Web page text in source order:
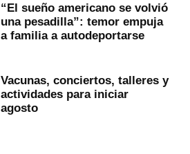
“El sueño americano se volvió
una pesadilla”: temor empuja
a familia a autodeportarse
Vacunas, conciertos, talleres y
actividades para iniciar
agosto